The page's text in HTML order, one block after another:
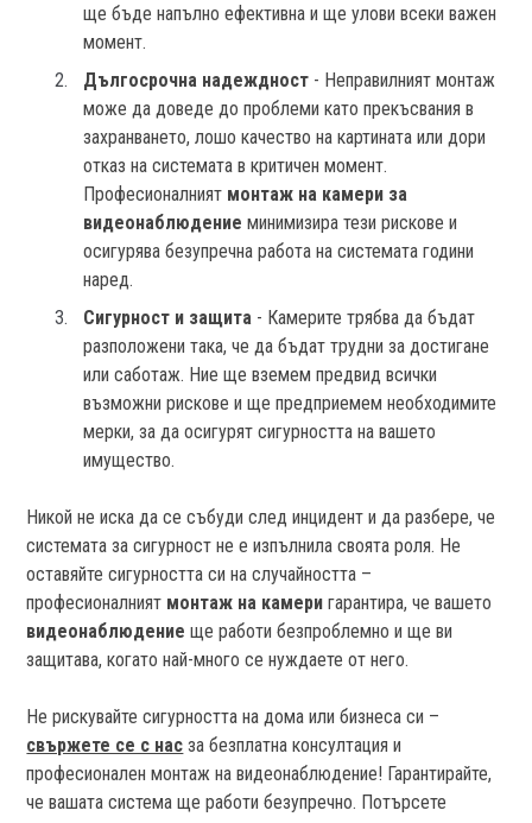
ще бъде напълно ефективна и ще улови всеки важен
момент.
Дългосрочна надеждност - Неправилният монтаж
може да доведе до проблеми като прекъсвания в
захранването, лошо качество на картината или дори
отказ на системата в критичен момент.
Професионалният монтаж на камери за
видеонаблюдение минимизира тези рискове и
осигурява безупречна работа на системата години
наред.
Сигурност и защита - Камерите трябва да бъдат
разположени така, че да бъдат трудни за достигане
или саботаж. Ние ще вземем предвид всички
възможни рискове и ще предприемем необходимите
мерки, за да осигурят сигурността на вашето
имущество.
Никой не иска да се събуди след инцидент и да разбере, че
системата за сигурност не е изпълнила своята роля. Не
оставяйте сигурността си на случайността –
професионалният монтаж на камеригарантира, че вашето
видеонаблюдение ще работи безпроблемно и ще ви
защитава, когато най-много се нуждаете от него.
Не рискувайте сигурността на дома или бизнеса си –
свържете се с нас за безплатна консултация и
професионален монтаж на видеонаблюдение! Гарантирайте,
че вашата система ще работи безупречно. Потърсете